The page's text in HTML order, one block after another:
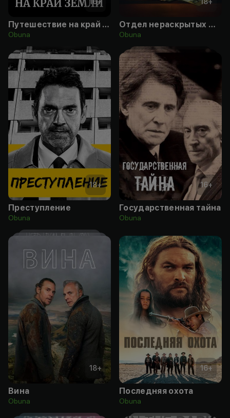
Путешествие на край Земли
Obuna
Отдел нераскрытых дел
Obuna
18+
Преступление
Obuna
16+
Государственная тайна
Obuna
18+
Вина
Obuna
16+
Последняя охота
Obuna